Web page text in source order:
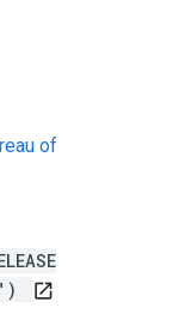
of
open_in_new